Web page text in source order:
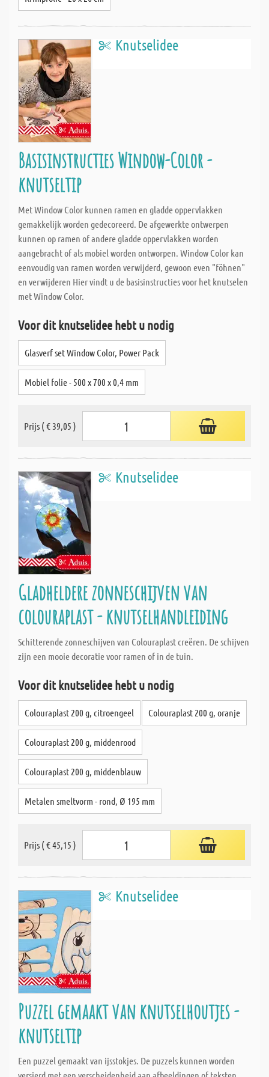
Knutselidee
Basisinstructies Window-Color -
knutseltip
Met Window Color kunnen ramen en gladde oppervlakken
gemakkelijk worden gedecoreerd. De afgewerkte ontwerpen
kunnen op ramen of andere gladde oppervlakken worden
aangebracht of als mobiel worden ontworpen. Window Color kan
eenvoudig van ramen worden verwijderd, gewoon even "föhnen"
en verwijderen Hier vindt u de basisinstructies voor het knutselen
met Window Color.
Voor dit knutselidee hebt u nodig
Glasverf set Window Color, Power Pack
Mobiel folie - 500 x 700 x 0,4 mm
Prijs ( € 39,05 )
Knutselidee
Gladheldere zonneschijven van
colouraplast - knutselhandleiding
Schitterende zonneschijven van Colouraplast creëren. De schijven
zijn een mooie decoratie voor ramen of in de tuin.
Voor dit knutselidee hebt u nodig
Colouraplast 200 g, citroengeel Colouraplast 200 g, oranje
Colouraplast 200 g, middenrood
Colouraplast 200 g, middenblauw
Metalen smeltvorm - rond, Ø 195 mm
Prijs ( € 45,15 )
Knutselidee
Puzzel gemaakt van knutselhoutjes -
knutseltip
Een puzzel gemaakt van ijsstokjes. De puzzels kunnen worden